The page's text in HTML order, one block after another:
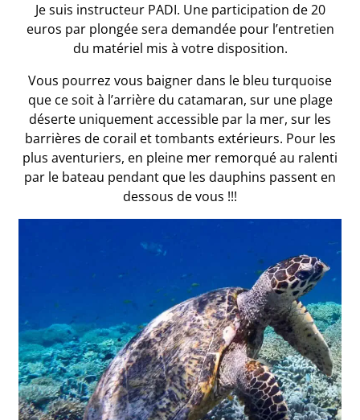
Je suis instructeur PADI. Une participation de 20
euros par plongée sera demandée pour l’entretien
du matériel mis à votre disposition.
Vous pourrez vous baigner dans le bleu turquoise
que ce soit à l’arrière du catamaran, sur une plage
déserte uniquement accessible par la mer, sur les
barrières de corail et tombants extérieurs. Pour les
plus aventuriers, en pleine mer remorqué au ralenti
par le bateau pendant que les dauphins passent en
dessous de vous !!!